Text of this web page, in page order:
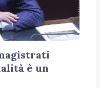
è un